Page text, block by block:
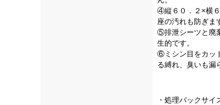
④縦６０．２×横
座の汚れも防ぎま
⑤排泄シーツと廃
生的です。
⑥ミシン目をカッ
る縛れ、臭いも漏
・処理パックサ